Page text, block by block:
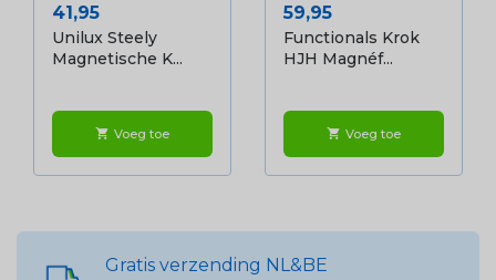
Prijs
41,95
Unilux Steely
Magnetische K...
shopping_cart Voeg toe
Prijs
59,95
Functionals Krok
HJH Magnéf...
shopping_cart Voeg toe
Gratis verzending NL&BE